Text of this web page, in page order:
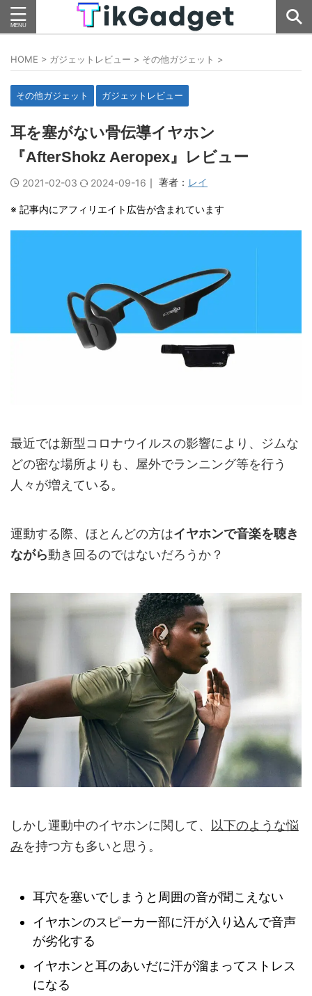
HOME > ガジェットレビュー > その他ガジェット >
その他ガジェット ガジェットレビュー
耳を塞がない骨伝導イヤホン
『AfterShokz Aeropex』レビュー
2021-02-03 2024-09-16 ｜ 著者： レイ
※ 記事内にアフィリエイト広告が含まれています
最近では新型コロナウイルスの影響により、ジムな
どの密な場所よりも、屋外でランニング等を行う
人々が増えている。
運動する際、ほとんどの方はイヤホンで音楽を聴き
ながら動き回るのではないだろうか？
しかし運動中のイヤホンに関して、 以下のような悩
みを持つ方も多いと思う。
耳穴を塞いでしまうと周囲の音が聞こえない
イヤホンのスピーカー部に汗が入り込んで音声
が劣化する
イヤホンと耳のあいだに汗が溜まってストレス
になる